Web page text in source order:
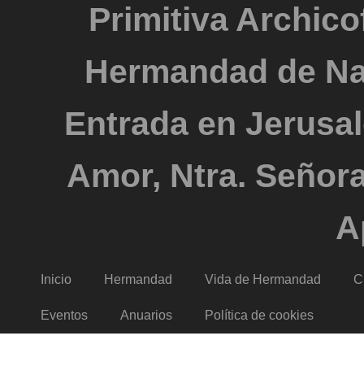
Primitiva
Hermandad de
Entrada en
Amor, Ntra.
Inicio Hermandad Vida de Hermandad
Eventos Anuarios Política de cookies